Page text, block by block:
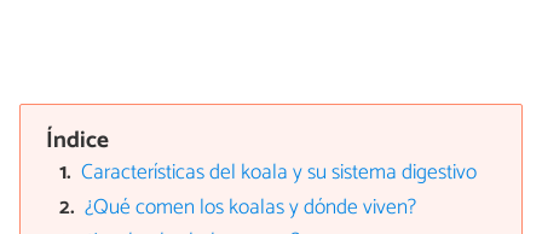
Índice
Características del koala y su sistema digestivo
¿Qué comen los koalas y dónde viven?